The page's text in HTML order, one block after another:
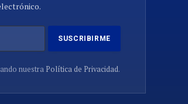
nuestra Política de Privacidad.